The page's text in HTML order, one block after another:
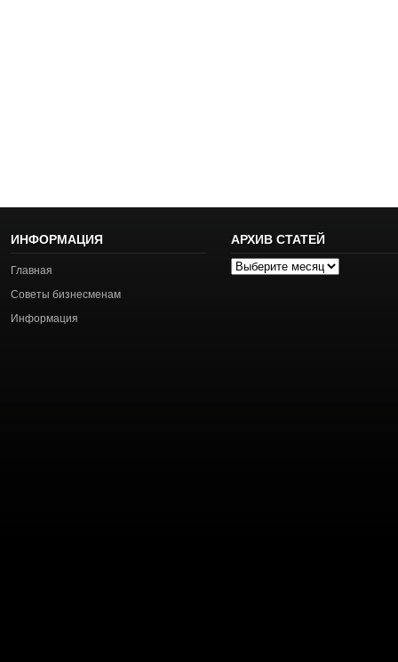
ИНФОРМАЦИЯ
Главная
Советы бизнесменам
Информация
АРХИВ СТАТЕЙ
Архив